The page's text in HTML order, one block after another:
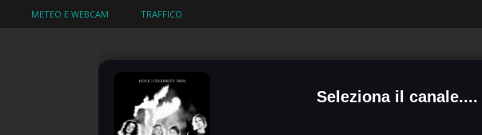
METEO E WEBCAM TRAFFICO
Seleziona il canale....